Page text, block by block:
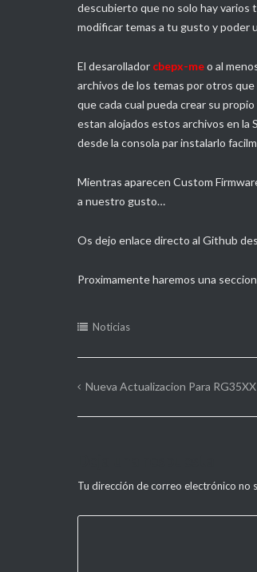
descubierto que no solo hay varios
modificar temas a tu gusto y poder
El desarollador cbepx-meo al
archivos de los temas por otros que
que cada cual pueda crear su
estan alojados estos archivos en la
desde la consola par instalarlo
Mientras aparecen Custom
a nuestro gusto…
Os dejo enlace directo al Github
Proximamente haremos una
Noticias
Navegación
Nueva Actualizacion Para
Tu dirección de correo electrónico no
puedes
Directamente
desde >>
ANBERNIC
<<